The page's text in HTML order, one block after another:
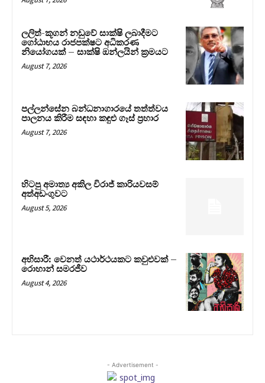
ලලිත්-කූගන් නඩුවේ සාක්ෂි ලබාදීමට
ගෝඨාභය රාජපක්ෂට අධිකරණ
නියෝගයක් – සාක්ෂි ඔන්ලයින් ක්‍රමයට
August 7, 2026
පල්ලන්සේන බන්ධනාගාරයේ තත්ත්වය
පාලනය කිරීම සඳහා කඳුළු ගෑස් ප්‍රහාර
August 7, 2026
හිටපු අමාත්‍ය අකිල විරාජ් කාරියවසම්
අත්අඩංගුවට
August 5, 2026
අභිසාරී: වෙනත් යථාර්ථයකට කවුළුවක් –
රොහාන් සමරජීව
August 4, 2026
- Advertisement -